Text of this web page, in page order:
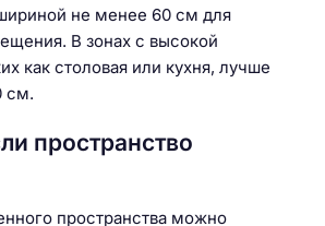
не менее 60 см для
В зонах с высокой
как столовая или кухня, лучше
см.
пространство
пространства можно